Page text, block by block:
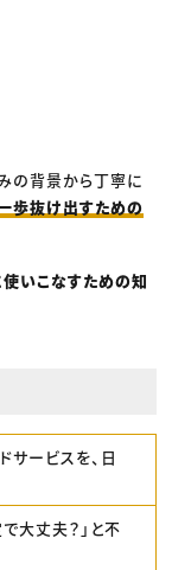
の背景から丁寧に
歩抜け出すための
使いこなすための知
ービスを、日
大丈夫？」と不